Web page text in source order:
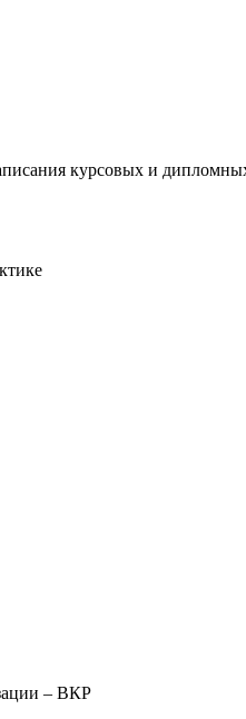
курсовых и
– ВКР